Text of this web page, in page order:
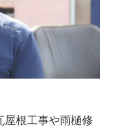
屋根工事や雨樋修